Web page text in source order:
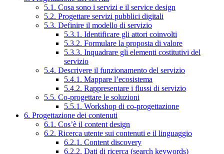
5.1. Cosa sono i servizi e il service design
5.2. Progettare servizi pubblici digitali
5.3. Definire il modello di servizio
5.3.1. Identificare gli attori coinvolti
5.3.2. Formulare la proposta di valore
5.3.3. Inquadrare gli elementi costitutivi del
servizio
5.4. Descrivere il funzionamento del servizio
5.4.1. Mappare l’ecosistema
5.4.2. Rappresentare i flussi di servizio
5.5. Co-progettare le soluzioni
5.5.1. Workshop di co-progettazione
6. Progettazione dei contenuti
6.1. Cos’è il content design
6.2. Ricerca utente sui contenuti e il linguaggio
6.2.1. Content discovery
6.2.2. Dati di ricerca (search keywords)